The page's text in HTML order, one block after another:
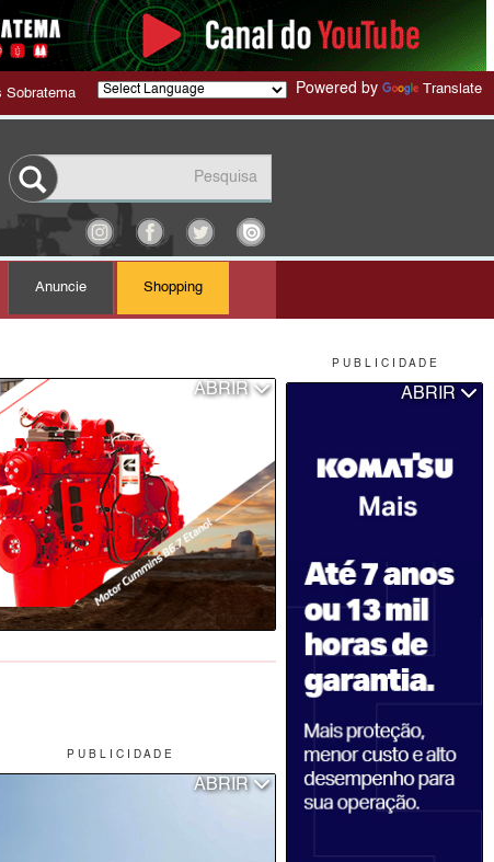
P U B L I C I D A D E
ABRIR
Sobratema Powered by Translate
Anuncie Shopping
ABRIR
P U B L I C I D A D E
ABRIR